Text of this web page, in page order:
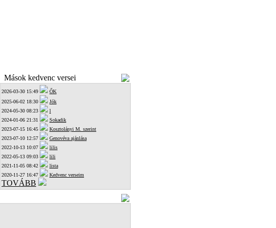
Mások kedvenc versei
2026-03-30 15:49
ŐK
2025-06-02 18:30
Jók
2024-05-30 08:23
l
2024-01-06 21:31
Sokadik
2023-07-15 16:45
Kosztolányi M. szerint
2023-07-10 12:57
Genovéva ajánlása
2022-10-13 10:07
lilis
2022-05-13 09:03
lili
2021-11-05 08:42
lista
2020-11-27 16:47
Kedvenc verseim
TOVÁBB